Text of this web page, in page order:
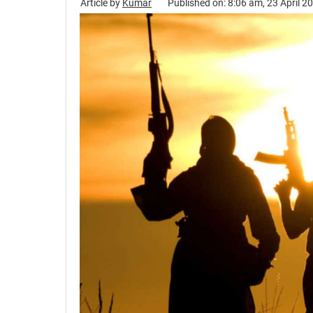
Article by Kumar Published on: 8:06 am, 23 April